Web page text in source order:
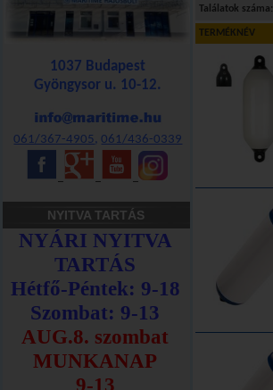
1037 Budapest
Gyöngysor u. 10-12.
061/367-4905,061/436-0339
NYITVA TARTÁS
Találatok száma:
TERMÉKNÉV